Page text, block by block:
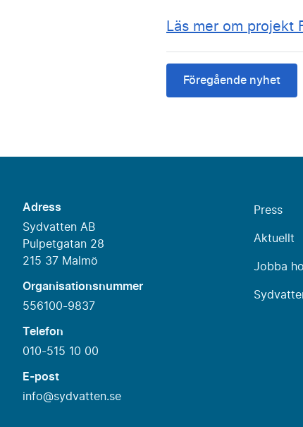
Läs mer om projekt
Föregående nyhet
Adress
Sydvatten AB
Pulpetgatan 28
215 37 Malmö
Organisationsnummer
556100-9837
Telefon
010-515 10 00
E-post
info@sydvatten.se
Press
Aktuellt
Jobba